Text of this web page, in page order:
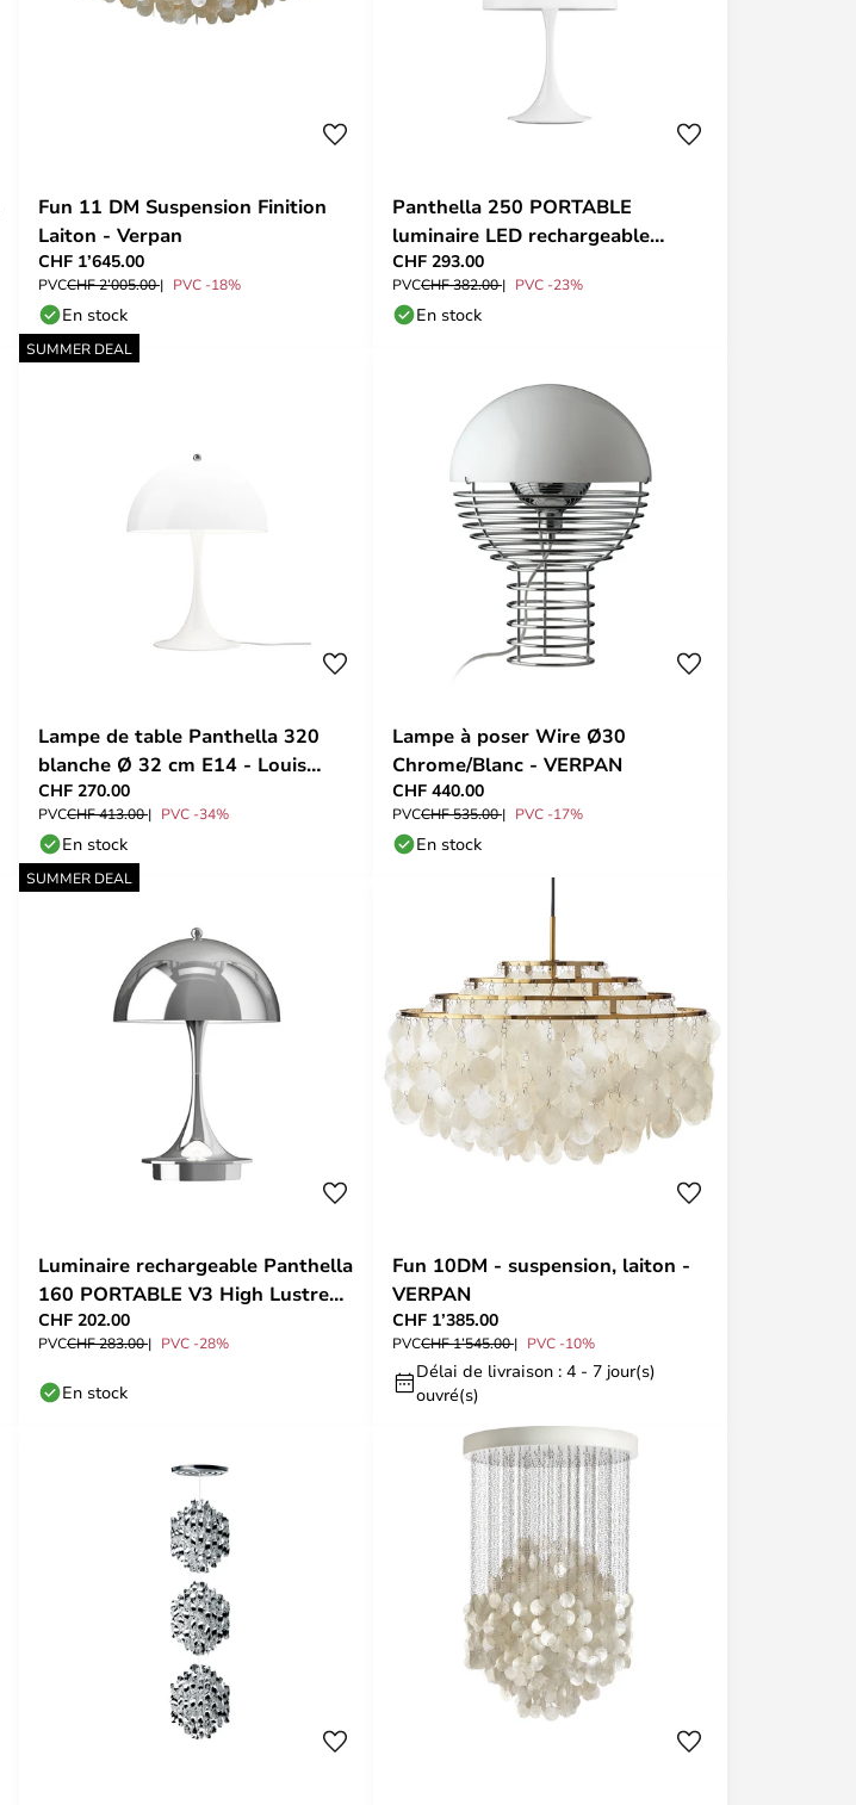
Fun 11 DM Suspension Finition
Laiton - Verpan
CHF 1’645.00
PVCCHF 2’005.00 PVC -18%
En stock
Panthella 250 PORTABLE
luminaire LED rechargeable
blanche - Louis Poulsen
CHF 293.00
PVCCHF 382.00 PVC -23%
En stock
SUMMER DEAL
Lampe de table Panthella 320
blanche Ø 32 cm E14 - Louis
Poulsen
CHF 270.00
PVCCHF 413.00 PVC -34%
En stock
Lampe à poser Wire Ø30
Chrome/Blanc - VERPAN
CHF 440.00
PVCCHF 535.00 PVC -17%
En stock
SUMMER DEAL
Luminaire rechargeable Panthella
160 PORTABLE V3 High Lustre
Chrome Plated -
CHF 202.00
PVCCHF 283.00 PVC -28%
En stock
Fun 10DM - suspension, laiton -
VERPAN
CHF 1’385.00
PVCCHF 1’545.00 PVC -10%
Délai de livraison : 4 - 7 jour(s)
ouvré(s)